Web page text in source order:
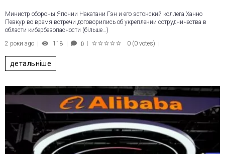
Министр обороны Японии Накатани Гэн и его эстонский коллега Ханно
Певкур во время встречи договорились об укреплении сотрудничества в
области кибербезопасности (більше…)
2 роки ago
118 0 0 (0 votes)
детальніше